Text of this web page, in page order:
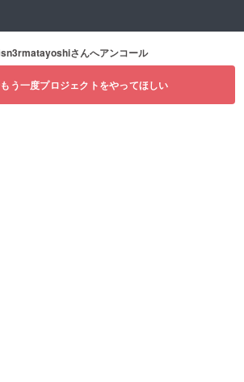
sn3rmatayoshiさんへアンコール
もう一度プロジェクトをやってほしい